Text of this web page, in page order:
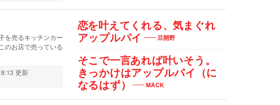
恋を叶えてくれる、気まぐれ
アップルパイ
旦開野
そこで一言あれば叶いそう。
きっかけはアップルパイ（に
なるはず）
MACK
を売るキッチンカー
のお店で売っている
更新